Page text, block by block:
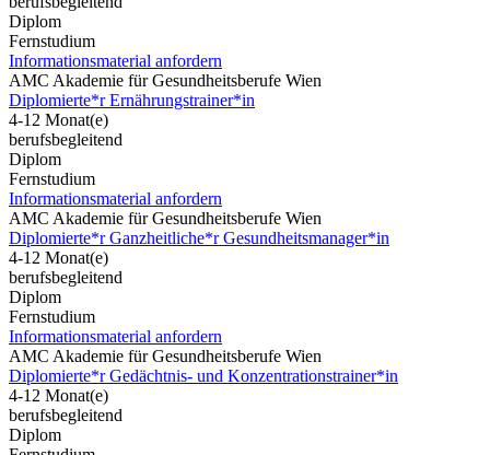
Diplom
Fernstudium
Informationsmaterial anfordern
AMC Akademie für Gesundheitsberufe Wien
Diplomierte*r Ernährungstrainer*in
4-12 Monat(e)
berufsbegleitend
Diplom
Fernstudium
Informationsmaterial anfordern
AMC Akademie für Gesundheitsberufe Wien
Diplomierte*r Ganzheitliche*r Gesundheitsmanager*in
4-12 Monat(e)
berufsbegleitend
Diplom
Fernstudium
Informationsmaterial anfordern
AMC Akademie für Gesundheitsberufe Wien
Diplomierte*r Gedächtnis- und Konzentrationstrainer*in
4-12 Monat(e)
berufsbegleitend
Diplom